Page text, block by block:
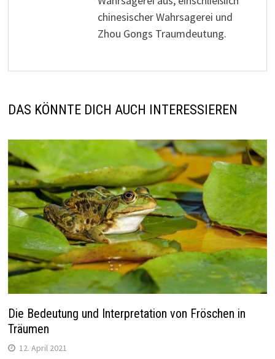
chinesischer Wahrsagerei und
Zhou Gongs Traumdeutung.
DAS KÖNNTE DICH AUCH INTERESSIEREN
Die Bedeutung und Interpretation von Fröschen in
Träumen
12. April 2021